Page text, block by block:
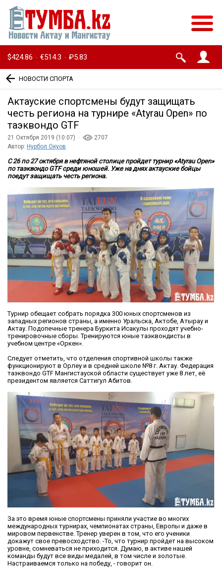
$424.86 · €514.3 · ₽5.83
НОВОСТИ СПОРТА
Актауские спортсмены будут защищать
честь региона на турнире «Atyrau Open» по
таэквондо GTF
21 Октября 2019 (10:07) ·
2707
Автор: Нурбол Окуов
С 26 по 27 октября в нефтяной столице пройдет турнир «Atyrau Open»
по таэквондо GTF среди юношей. Уже на днях актауские бойцы
поедут защищать честь региона.
Турнир обещает собрать порядка 300 юных спортсменов из
западных регионов страны, а именно Уральска, Актобе, Атырау и
Актау. Подопечные тренера Буркита Исакулы проходят учебно-
тренировочные сборы. Тренируются юные таэквондисты в
учебном центре «Оркен».
Следует отметить, что отделения спортивной школы также
функционируют в Орлеу и в средней школе №8 г. Актау. Федерация
таэквондо GTF Мангистауской области существует уже 8 лет, её
президентом является Саттигул Абитов.
За это время юные спортсмены приняли участие во многих
международных турнирах, чемпионатах страны, Европы и даже в
мировом первенстве. Тренер уверен в том, что его ученики
докажут свое превосходство. -То, что турнир пройдет на высоком
уровне, сомневаться не приходится. Думаю, в активе нашей
команды будут все виды медалей, в том числе и золотые.
Настраиваемся только на победу, - говорит он.